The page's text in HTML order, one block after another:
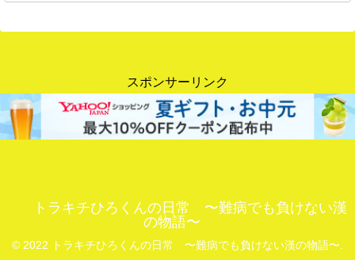
スポンサーリンク
トラキチひろくんの日常 〜難病でも負けない漢
の物語〜
© 2022 トラキチひろくんの日常 〜難病でも負けない漢の物語〜.